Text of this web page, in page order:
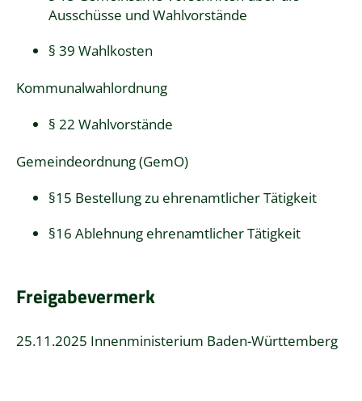
Ausschüsse und Wahlvorstände
§ 39 Wahlkosten
Kommunalwahlordnung
§ 22 Wahlvorstände
Gemeindeordnung (GemO)
§15 Bestellung zu ehrenamtlicher Tätigkeit
§16 Ablehnung ehrenamtlicher Tätigkeit
Freigabevermerk
25.11.2025 Innenministerium Baden-Württemberg